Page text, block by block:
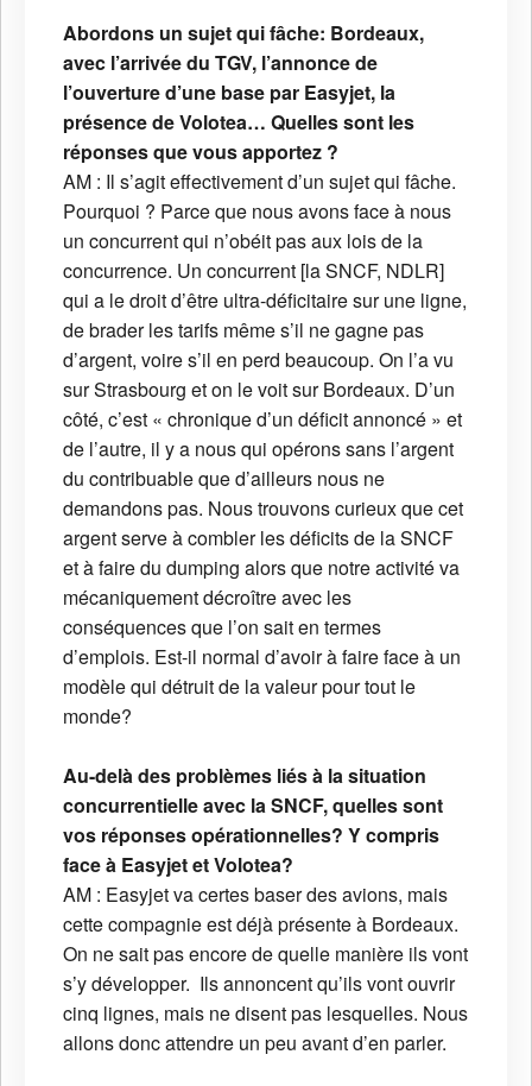
Abordons un sujet qui fâche: Bordeaux,
avec l’arrivée du TGV, l’annonce de
l’ouverture d’une base par Easyjet, la
présence de Volotea… Quelles sont les
réponses que vous apportez ?
AM : Il s’agit effectivement d’un sujet qui fâche.
Pourquoi ? Parce que nous avons face à nous
un concurrent qui n’obéit pas aux lois de la
concurrence. Un concurrent [la SNCF, NDLR]
qui a le droit d’être ultra-déficitaire sur une ligne,
de brader les tarifs même s’il ne gagne pas
d’argent, voire s’il en perd beaucoup. On l’a vu
sur Strasbourg et on le voit sur Bordeaux. D’un
côté, c’est « chronique d’un déficit annoncé » et
de l’autre, il y a nous qui opérons sans l’argent
du contribuable que d’ailleurs nous ne
demandons pas. Nous trouvons curieux que cet
argent serve à combler les déficits de la SNCF
et à faire du dumping alors que notre activité va
mécaniquement décroître avec les
conséquences que l’on sait en termes
d’emplois. Est-il normal d’avoir à faire face à un
modèle qui détruit de la valeur pour tout le
monde?
Au-delà des problèmes liés à la situation
concurrentielle avec la SNCF, quelles sont
vos réponses opérationnelles? Y compris
face à Easyjet et Volotea?
AM : Easyjet va certes baser des avions, mais
cette compagnie est déjà présente à Bordeaux.
On ne sait pas encore de quelle manière ils vont
s’y développer. Ils annoncent qu’ils vont ouvrir
cinq lignes, mais ne disent pas lesquelles. Nous
allons donc attendre un peu avant d’en parler.